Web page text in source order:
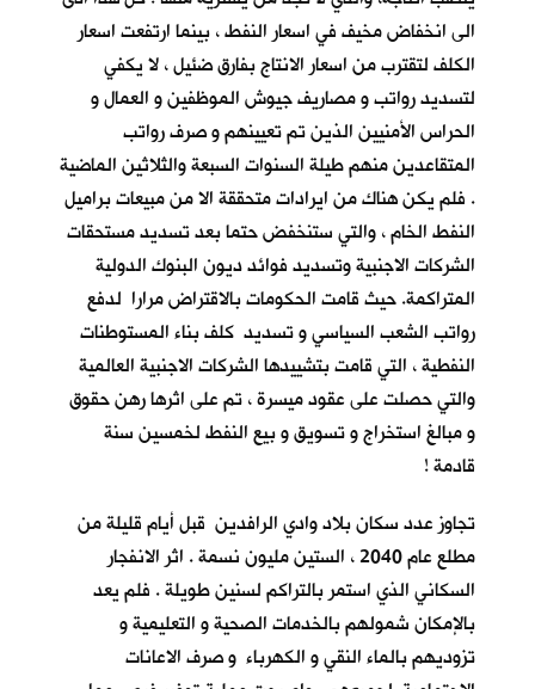
الى انخفاض مخيف في اسعار النفط ، بينما ارتفعت اسعار
الكلف لتقترب من اسعار الانتاج بفارق ضئيل ، لا يكفي
لتسديد رواتب و مصاريف جيوش الموظفين و العمال و
الحراس الأمنيين الذين تم تعيينهم و صرف رواتب
المتقاعدين منهم طيلة السنوات السبعة والثلاثين الماضية
. فلم يكن هناك من ايرادات متحققة الا من مبيعات براميل
النفط الخام ، والتي ستنخفض حتما بعد تسديد مستحقات
الشركات الاجنبية وتسديد فوائد ديون البنوك الدولية
المتراكمة. حيث قامت الحكومات بالاقتراض مرارا لدفع
رواتب الشعب السياسي و تسديد كلف بناء المستوطنات
النفطية ، التي قامت بتشييدها الشركات الاجنبية العالمية
والتي حصلت على عقود ميسرة ، تم على اثرها رهن حقوق
و مبالغ استخراج و تسويق و بيع النفط لخمسين سنة
قادمة !
تجاوز عدد سكان بلاد وادي الرافدين قبل أيام قليلة من
مطلع عام 2040 ، الستين مليون نسمة . اثر الانفجار
السكاني الذي استمر بالتراكم لسنين طويلة . فلم يعد
بالإمكان شمولهم بالخدمات الصحية و التعليمية و
تزوديهم بالماء النقي و الكهرباء و صرف الاعانات